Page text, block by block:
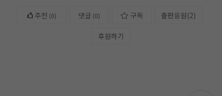
추천 (0) 댓글 (0) 구독 출판응원(2)
후원하기